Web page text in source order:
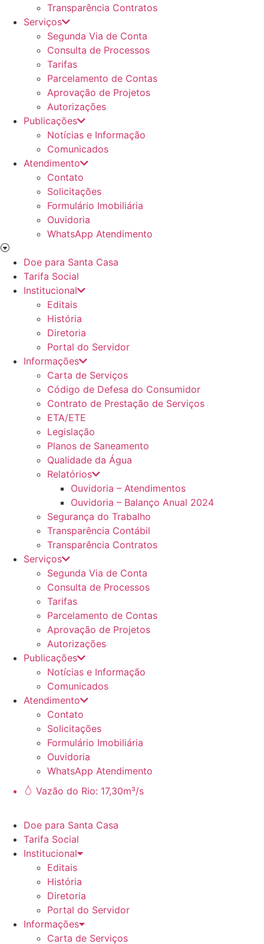
Transparência Contratos
Serviços
Segunda Via de Conta
Consulta de Processos
Tarifas
Parcelamento de Contas
Aprovação de Projetos
Autorizações
Publicações
Notícias e Informação
Comunicados
Atendimento
Contato
Solicitações
Formulário Imobiliária
Ouvidoria
WhatsApp Atendimento
Doe para Santa Casa
Tarifa Social
Institucional
Editais
História
Diretoria
Portal do Servidor
Informações
Carta de Serviços
Código de Defesa do Consumidor
Contrato de Prestação de Serviços
ETA/ETE
Legislação
Planos de Saneamento
Qualidade da Água
Relatórios
Ouvidoria – Atendimentos
Ouvidoria – Balanço Anual 2024
Segurança do Trabalho
Transparência Contábil
Transparência Contratos
Serviços
Segunda Via de Conta
Consulta de Processos
Tarifas
Parcelamento de Contas
Aprovação de Projetos
Autorizações
Publicações
Notícias e Informação
Comunicados
Atendimento
Contato
Solicitações
Formulário Imobiliária
Ouvidoria
WhatsApp Atendimento
Vazão do Rio: 17,30m³/s
Doe para Santa Casa
Tarifa Social
Institucional
Editais
História
Diretoria
Portal do Servidor
Informações
Carta de Serviços